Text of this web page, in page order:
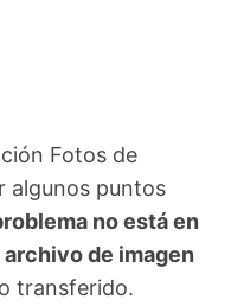
Fotos de
algunos puntos
no está en
de imagen
transferido.